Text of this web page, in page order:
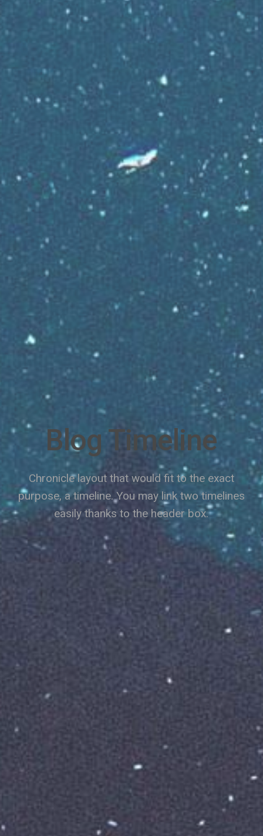
Blog Timeline
Chronicle layout that would fit to the exact
purpose, a timeline. You may link two timelines
easily thanks to the header box.